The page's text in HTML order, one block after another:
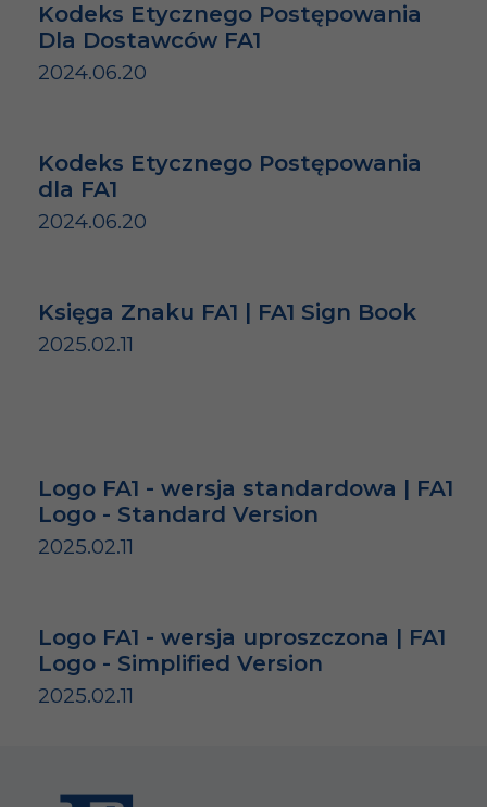
Kodeks Etycznego Postępowania
Dla Dostawców FA1
2024.06.20
Kodeks Etycznego Postępowania
dla FA1
2024.06.20
Księga Znaku FA1 | FA1 Sign Book
2025.02.11
Logo FA1 - wersja standardowa | FA1
Logo - Standard Version
2025.02.11
Logo FA1 - wersja uproszczona | FA1
Logo - Simplified Version
2025.02.11